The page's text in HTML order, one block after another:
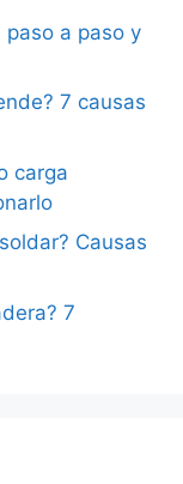
a paso y
7 causas
carga
Causas
7